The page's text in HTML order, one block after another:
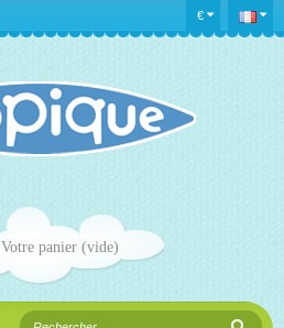
€
Votre panier (vide)